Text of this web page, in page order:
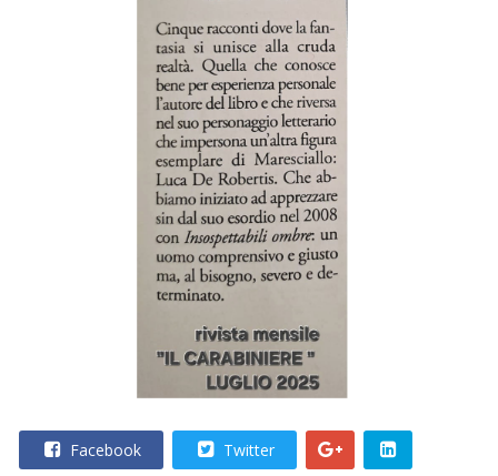
Facebook Twitter